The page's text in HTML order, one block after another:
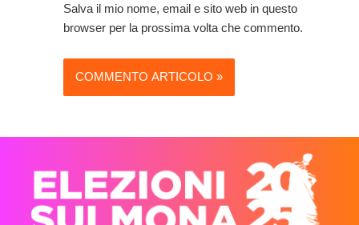
Salva il mio nome, email e sito web in questo
browser per la prossima volta che commento.